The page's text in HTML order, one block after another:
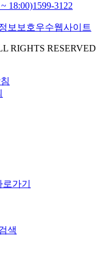
18:00)1599-3122
RIGHTS RESERVED
가기
색